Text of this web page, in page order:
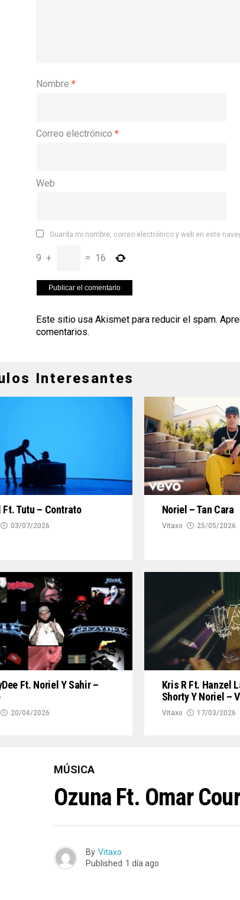
Nombre *
Correo electrónico *
Web
Guarda mi nombre, correo electrónico y web en este
9 + = 16
Este sitio usa Akismet para reducir el spam.
comentarios.
Interesantes
Ft. Tutu – Contrato
03/07/2026
Noriel – Tan Cara
Vitaxo 25/05/2026
Ft. Noriel Y Sahir –
20/04/2026
Kris R Ft. Hanzel
Shorty Y Noriel –
Vitaxo 17/03/2026
MÚSICA
Ozuna Ft. Omar
By Vitaxo
Published 1 día ago